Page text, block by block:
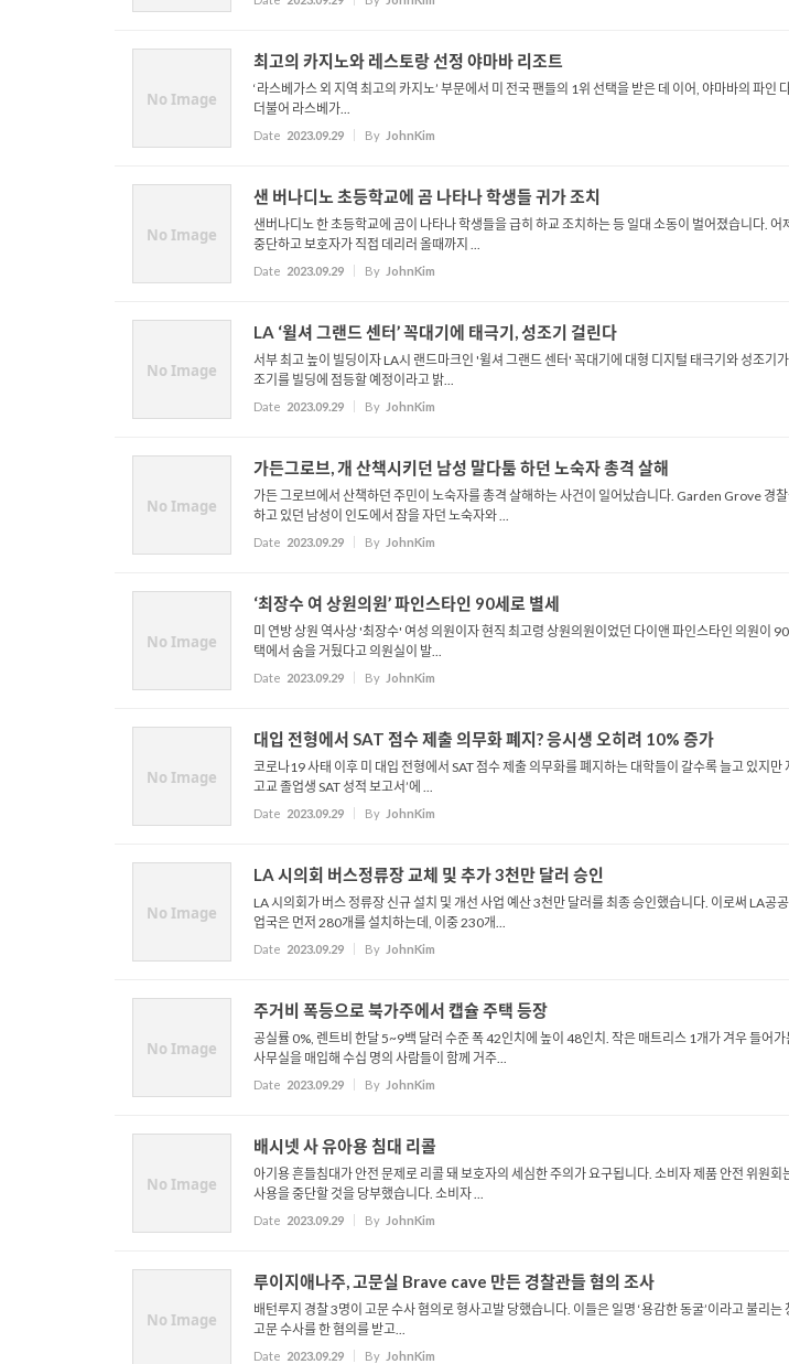
No Image
최고의 카지노와 레스토랑 선정 야마바 리조트
‘라스베가스 외 지역 최고의 카지노’ 부문에서 미 전국 팬들의 1위 선택을 받은 데 이어, 야마바의 파
더불어 라스베가...
Date 2023.09.29 By JohnKim
No Image
샌 버나디노 초등학교에 곰 나타나 학생들 귀가 조치
샌버나디노 한 초등학교에 곰이 나타나 학생들을 급히 하교 조치하는 등 일대 소동이 벌어졌습니다.
중단하고 보호자가 직접 데리러 올때까지 ...
Date 2023.09.29 By JohnKim
No Image
LA ‘윌셔 그랜드 센터’ 꼭대기에 태극기, 성조기 걸린다
서부 최고 높이 빌딩이자 LA시 랜드마크인 '윌셔 그랜드 센터' 꼭대기에 대형 디지털 태극기와 성조
조기를 빌딩에 점등할 예정이라고 밝...
Date 2023.09.29 By JohnKim
No Image
가든그로브, 개 산책시키던 남성 말다툼 하던 노숙자 총격 살해
가든 그로브에서 산책하던 주민이 노숙자를 총격 살해하는 사건이 일어났습니다. Garden Grove 경
하고 있던 남성이 인도에서 잠을 자던 노숙자와 ...
Date 2023.09.29 By JohnKim
No Image
‘최장수 여 상원의원’ 파인스타인 90세로 별세
미 연방 상원 역사상 '최장수' 여성 의원이자 현직 최고령 상원의원이었던 다이앤 파인스타인 의원이
택에서 숨을 거뒀다고 의원실이 발...
Date 2023.09.29 By JohnKim
No Image
대입 전형에서 SAT 점수 제출 의무화 폐지? 응시생 오히려 10% 증가
코로나19 사태 이후 미 대입 전형에서 SAT 점수 제출 의무화를 폐지하는 대학들이 갈수록 늘고 있지
고교 졸업생 SAT 성적 보고서’에 ...
Date 2023.09.29 By JohnKim
No Image
LA 시의회 버스정류장 교체 및 추가 3천만 달러 승인
LA 시의회가 버스 정류장 신규 설치 및 개선 사업 예산 3천만 달러를 최종 승인했습니다. 이로써 LA
업국은 먼저 280개를 설치하는데, 이중 230개...
Date 2023.09.29 By JohnKim
No Image
주거비 폭등으로 북가주에서 캡슐 주택 등장
공실률 0%, 렌트비 한달 5~9백 달러 수준 폭 42인치에 높이 48인치. 작은 매트리스 1개가 겨우 들어
사무실을 매입해 수십 명의 사람들이 함께 거주...
Date 2023.09.29 By JohnKim
No Image
배시넷 사 유아용 침대 리콜
아기용 흔들침대가 안전 문제로 리콜 돼 보호자의 세심한 주의가 요구됩니다. 소비자 제품 안전 위원
사용을 중단할 것을 당부했습니다. 소비자 ...
Date 2023.09.29 By JohnKim
No Image
루이지애나주, 고문실 Brave cave 만든 경찰관들 혐의 조사
배턴루지 경찰 3명이 고문 수사 혐의로 형사고발 당했습니다. 이들은 일명 ‘용감한 동굴’이라고 불리
고문 수사를 한 혐의를 받고...
Date 2023.09.29 By JohnKim